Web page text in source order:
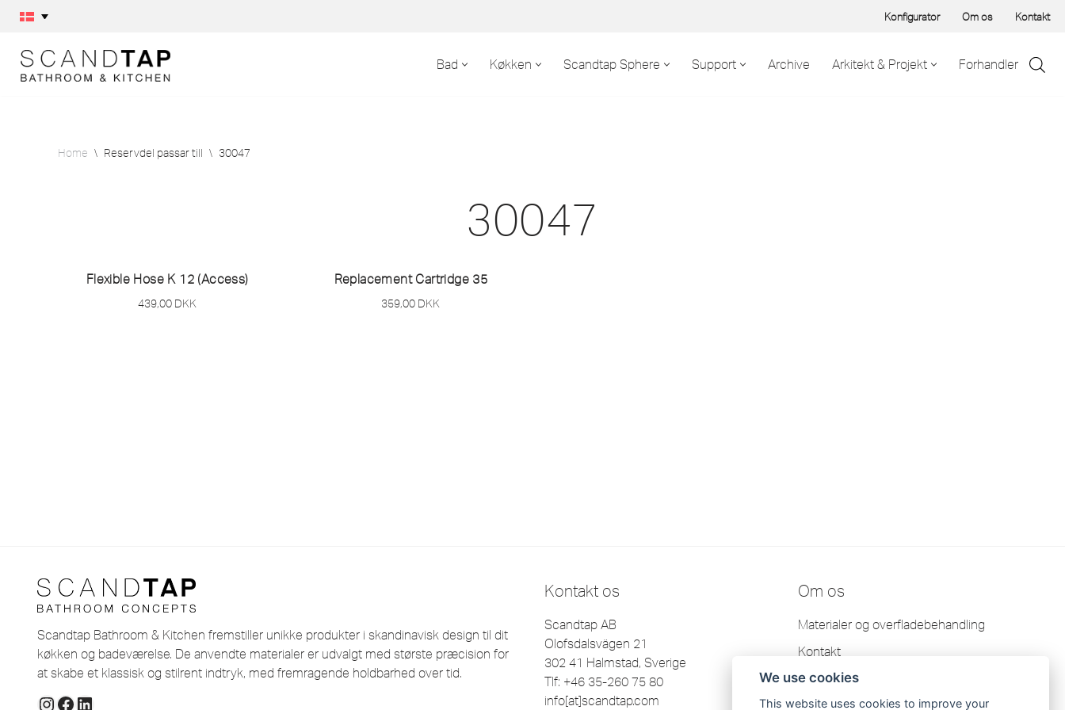
to
content
Konfigurator Om os Kontakt
Bad Køkken Scandtap Sphere Support Archive Arkitekt & Projekt Forhandler
Home \ Reservdel passar till \ 30047
30047
Flexible Hose K 12 (Access)
439,00 DKK
Replacement Cartridge 35
359,00 DKK
Scandtap Bathroom & Kitchen fremstiller unikke produkter i skandinavisk design til dit
køkken og badeværelse. De anvendte materialer er udvalgt med største præcision for
at skabe et klassisk og stilrent indtryk, med fremragende holdbarhed over tid.
Kontakt os
Scandtap AB
Olofsdalsvägen 21
302 41 Halmstad, Sverige
Tlf: +46 35-260 75 80
info[at]scandtap.com
Om os
Materialer og overfladebehandling
Kontakt
Garanti
Scandtap AB Fortrolighedspolitik
We use cookies
This website uses cookies to improve your